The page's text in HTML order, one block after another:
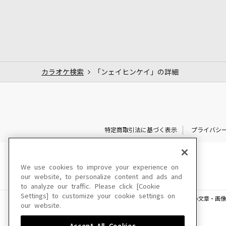
カラオケ検索 「ンェイヒンケイ」の詳細
特定商取引法に基づく表示 プライバシ
このサイトに掲載されている一切の文章・画
We use cookies to improve your experience on
our website, to personalize content and ads and
to analyze our traffic. Please click [Cookie
Settings] to customize your cookie settings on
our website.